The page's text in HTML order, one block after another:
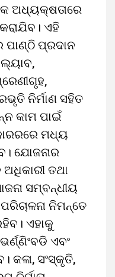
ଅଧ୍ୟକ୍ଷତାରେ
ଏହି
ପାଣ୍ଠି ପ୍ରଦାନ
ନିର୍ମାଣ ସହିତ
କାମ ପାଇଁ
ମଧ୍ୟ
ଯୋଜନାର
ତଥା
ସମ୍ବନ୍ଧୀୟ
ନିମନ୍ତେ
ଏହାକୁ
ଏବଂ
କଳା, ସଂସ୍କୃତି,